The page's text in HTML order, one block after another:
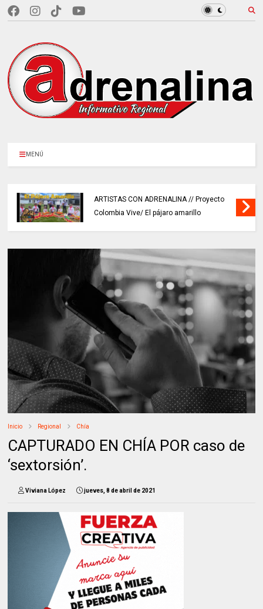
MENÚ
ARTISTAS CON ADRENALINA // Proyecto
Colombia Vive/ El pájaro amarillo
Inicio Regional Chía
CAPTURADO EN CHÍA POR caso de
‘sextorsión’.
Viviana López jueves, 8 de abril de 2021